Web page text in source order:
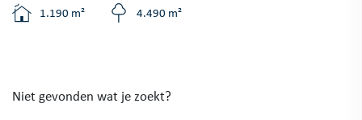
1.190 m²
4.490 m²
Niet gevonden wat je zoekt?